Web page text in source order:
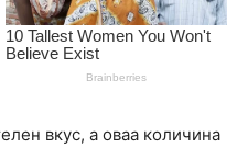
вкус, а оваа количина